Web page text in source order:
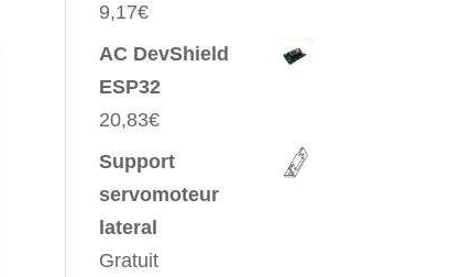
9,17€
AC DevShield
ESP32
20,83€
Support
servomoteur
lateral
Gratuit